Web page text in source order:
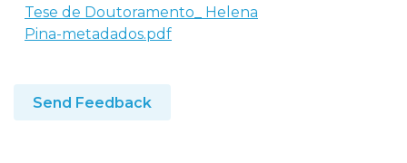
Tese de Doutoramento_ Helena
Pina-metadados.pdf
Send Feedback